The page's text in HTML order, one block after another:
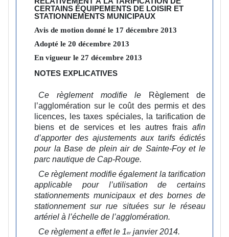
CERTAINS ÉQUIPEMENTS DE LOISIR ET
STATIONNEMENTS MUNICIPAUX
Avis de motion donné le 17décembre2013
Adopté le20décembre2013
En vigueur le27décembre2013
NOTES EXPLICATIVES
Ce règlement modifie le Règlement de
l’agglomération sur le coût des permis et des
licences, les taxes spéciales, la tarification de
biens et de services et les autres frais afin
d’apporter des ajustements aux tarifs édictés
pour la Base de plein air de Sainte‑Foy et le
parc nautique de Cap‑Rouge.
Ce règlement modifie également la tarification
applicable pour l’utilisation de certains
stationnements municipaux et des bornes de
stationnement sur rue situées sur le réseau
artériel à l’échelle de l’agglomération.
Ce règlement a effet le 1erjanvier 2014.